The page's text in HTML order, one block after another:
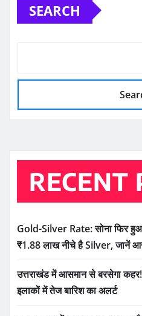
SEARCH
RECENT
Gold-Silver Rate: सोना फिर हुआ
₹1.88 लाख नीचे है Silver, जानें
उत्तराखंड में आसमान से बरसेगा
इलाकों में तेज बारिश का अलर्ट